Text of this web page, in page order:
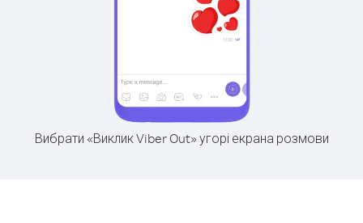
Вибрати «Виклик Viber Out» угорі екрана розмови